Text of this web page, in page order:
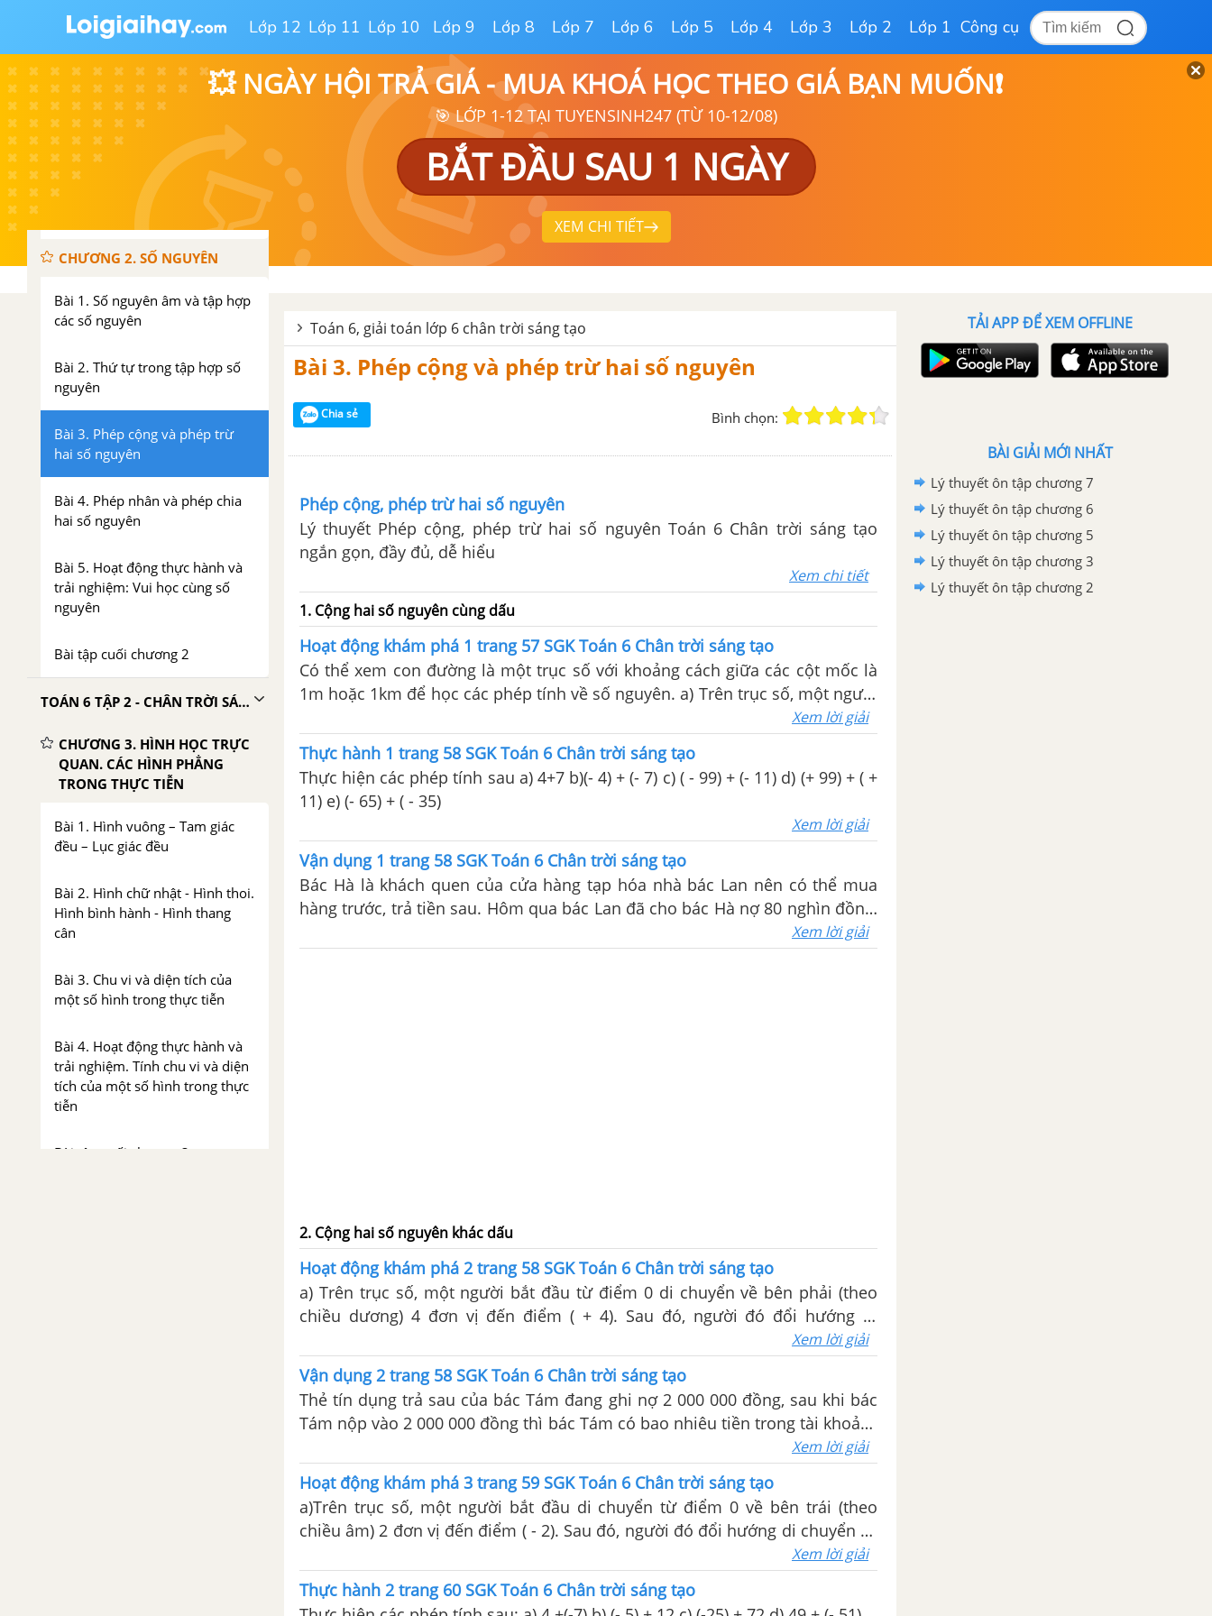
Lớp 12 Lớp 11 Lớp 10 Lớp 9 Lớp 8 Lớp 7 Lớp 6 Lớp 5 Lớp 4 Lớp 3 Lớp 2 Lớp 1 Công cụ
💥 NGÀY HỘI TRẢ GIÁ - MUA KHOÁ HỌC THEO GIÁ BẠN MUỐN❗
🎯 LỚP 1-12 TẠI TUYENSINH247 (TỪ 10-12/08)
BẮT ĐẦU SAU 1 NGÀY
XEM CHI TIẾT
Bài 12. Ước chung. Ước chung
lớn nhất
Bài 13. Bội chung. Bội chung
nhỏ nhất
Bài 14. Hoạt động thực hành và
trải nghiệm
Bài tập cuối chương 1
CHƯƠNG 2. SỐ NGUYÊN
Bài 1. Số nguyên âm và tập hợp
các số nguyên
Bài 2. Thứ tự trong tập hợp số
nguyên
Bài 3. Phép cộng và phép trừ
hai số nguyên
Bài 4. Phép nhân và phép chia
hai số nguyên
Bài 5. Hoạt động thực hành và
trải nghiệm: Vui học cùng số
nguyên
Bài tập cuối chương 2
TOÁN 6 TẬP 2 - CHÂN TRỜI SÁNG TẠO
CHƯƠNG 3. HÌNH HỌC TRỰC
QUAN. CÁC HÌNH PHẲNG
TRONG THỰC TIỄN
Bài 1. Hình vuông – Tam giác
đều – Lục giác đều
Bài 2. Hình chữ nhật - Hình thoi.
Hình bình hành - Hình thang
cân
Bài 3. Chu vi và diện tích của
một số hình trong thực tiễn
Bài 4. Hoạt động thực hành và
trải nghiệm. Tính chu vi và diện
tích của một số hình trong thực
tiễn
Bài tập cuối chương 3
Toán 6, giải toán lớp 6 chân trời sáng tạo
Bài 3. Phép cộng và phép trừ hai số nguyên
Chia sẻ Bình chọn:
Phép cộng, phép trừ hai số nguyên
Lý thuyết Phép cộng, phép trừ hai số nguyên Toán 6 Chân trời sáng tạo
ngắn gọn, đầy đủ, dễ hiểu
Xem chi tiết
1. Cộng hai số nguyên cùng dấu
Hoạt động khám phá 1 trang 57 SGK Toán 6 Chân trời sáng tạo
Có thể xem con đường là một trục số với khoảng cách giữa các cột mốc là
1m hoặc 1km để học các phép tính về số nguyên. a) Trên trục số, một người
bắt đầu từ điểm 0 di chuyển về bên phải (theo chiều dương) 2 đơn vị đến
điểm +2, sau đó di chuyển tiếp thêm về bên phải 3 đơn vị. Hãy cho biết
người đó dừng lại tại điểm nào. Hãy dùng phép cộng hai số tự nhiên để
biểu diễn kết quả của hai hành động trên.
Xem lời giải
Thực hành 1 trang 58 SGK Toán 6 Chân trời sáng tạo
Thực hiện các phép tính sau a) 4+7 b)(- 4) + (- 7) c) ( - 99) + (- 11) d) (+ 99) + ( +
11) e) (- 65) + ( - 35)
Xem lời giải
Vận dụng 1 trang 58 SGK Toán 6 Chân trời sáng tạo
Bác Hà là khách quen của cửa hàng tạp hóa nhà bác Lan nên có thể mua
hàng trước, trả tiền sau. Hôm qua bác Lan đã cho bác Hà nợ 80 nghìn đồng,
hôm nay bác Hà lại muốn nợ 40 nghìn đồng nữa. Em hãy dùng số nguyên
để giúp bác Lan ghi vào sổ số tiền bác Hà còn nợ bác Lan.
Xem lời giải
2. Cộng hai số nguyên khác dấu
Hoạt động khám phá 2 trang 58 SGK Toán 6 Chân trời sáng tạo
a) Trên trục số, một người bắt đầu từ điểm 0 di chuyển về bên phải (theo
chiều dương) 4 đơn vị đến điểm ( + 4). Sau đó, người đó đổi hướng di
chuyển về bên trái 4 đơn vị. Hãy cho biết người đó dừng lại tại điểm nào và
thử nêu kết quả của phép tính sau: b) Trên trục số, một người bắt đầu di
chuyển từ đi
Xem lời giải
Vận dụng 2 trang 58 SGK Toán 6 Chân trời sáng tạo
Thẻ tín dụng trả sau của bác Tám đang ghi nợ 2 000 000 đồng, sau khi bác
Tám nộp vào 2 000 000 đồng thì bác Tám có bao nhiêu tiền trong tài khoản?
Xem lời giải
Hoạt động khám phá 3 trang 59 SGK Toán 6 Chân trời sáng tạo
a)Trên trục số, một người bắt đầu di chuyển từ điểm 0 về bên trái (theo
chiều âm) 2 đơn vị đến điểm ( - 2). Sau đó, người đó đổi hướng di chuyển về
bên phải 6 đơn vị. Hãy cho biết người đó dừng lại tại điểm nào và hãy thử
nêu kết quả của phép tính sau: b) Trên trục số, một người bắt đầu từ điểm 0
di
Xem lời giải
Thực hành 2 trang 60 SGK Toán 6 Chân trời sáng tạo
TẢI APP ĐỂ XEM OFFLINE
BÀI GIẢI MỚI NHẤT
Lý thuyết ôn tập chương 7
Lý thuyết ôn tập chương 6
Lý thuyết ôn tập chương 5
Lý thuyết ôn tập chương 3
Lý thuyết ôn tập chương 2